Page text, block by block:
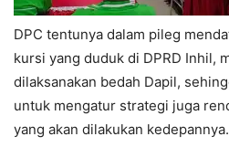
DPC tentunya dalam pileg
kursi yang duduk di DPRD Inhil,
dilaksanakan bedah Dapil,
untuk mengatur strategi juga
yang akan dilakukan kedepannya.